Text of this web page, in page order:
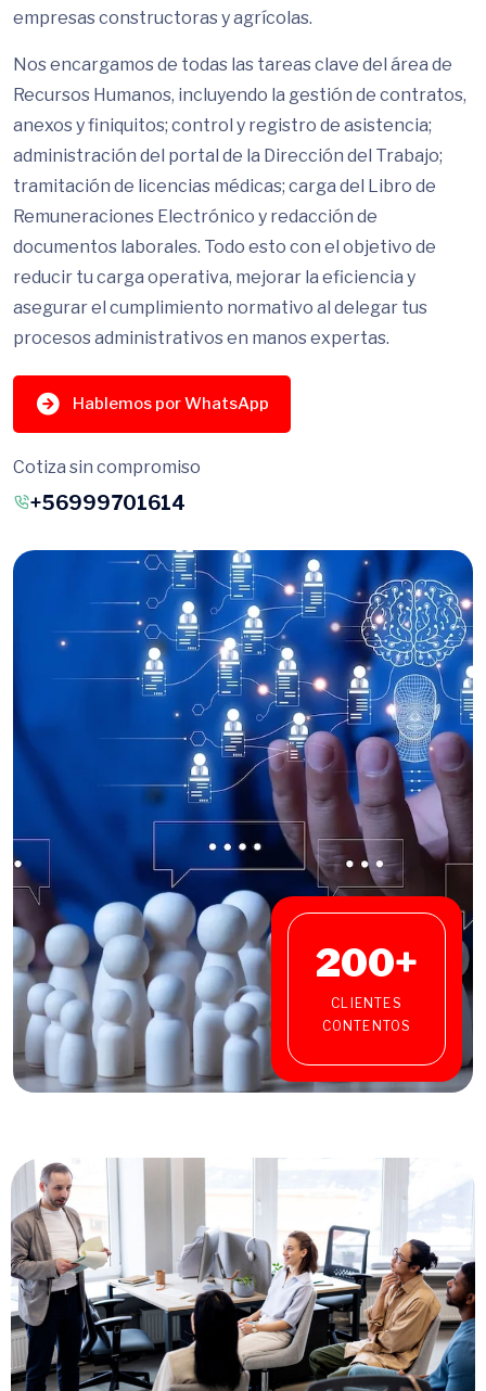
empresas constructoras y agrícolas.
Nos encargamos de todas las tareas clave del área de
Recursos Humanos, incluyendo la gestión de contratos,
anexos y finiquitos; control y registro de asistencia;
administración del portal de la Dirección del Trabajo;
tramitación de licencias médicas; carga del Libro de
Remuneraciones Electrónico y redacción de
documentos laborales. Todo esto con el objetivo de
reducir tu carga operativa, mejorar la eficiencia y
asegurar el cumplimiento normativo al delegar tus
procesos administrativos en manos expertas.
Hablemos por WhatsApp
Cotiza sin compromiso
+56999701614
200+
CLIENTES
CONTENTOS